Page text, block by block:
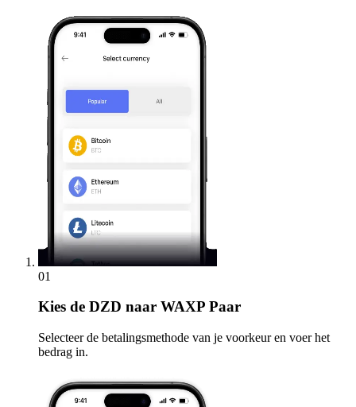
01
Kies de DZD naar WAXP Paar
Selecteer de betalingsmethode van je voorkeur en voer het
bedrag in.